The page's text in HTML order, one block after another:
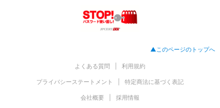
▲このページのトップへ
よくある質問 利用規約
プライバシーステートメント 特定商法に基づく表記
会社概要 採用情報